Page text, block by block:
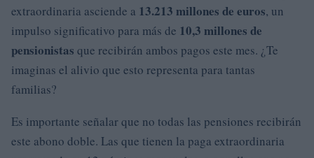
extraordinaria asciende a 13.213 millones de euros, un
impulso significativo para más de 10,3 millones de
pensionistas que recibirán ambos pagos este mes. ¿Te
imaginas el alivio que esto representa para tantas
familias?
Es importante señalar que no todas las pensiones recibirán
este abono doble. Las que tienen la paga extraordinaria